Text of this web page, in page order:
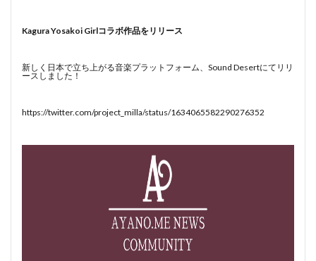
Kagura Yosakoi Girlコラボ作品をリリース
新しく日本で立ち上がる音楽プラットフォーム、Sound Desertにてリリ
ースしました！
https://twitter.com/project_milla/status/1634065582290276352